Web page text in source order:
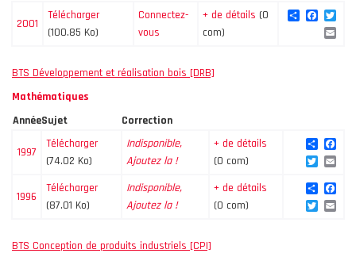
2001
Télécharger
(100.85 Ko)
Connectez-
vous
+ de détails (0
com)
Share
BTS Développement et réalisation bois [DRB]
Mathématiques
AnnéeSujet Correction
1997
Télécharger
(74.02 Ko)
Indisponible,
Ajoutez la !
+ de détails
(0 com)
Share
Twitter
1996
Télécharger
(87.01 Ko)
Indisponible,
Ajoutez la !
+ de détails
(0 com)
Share
Twitter
BTS Conception de produits industriels [CPI]